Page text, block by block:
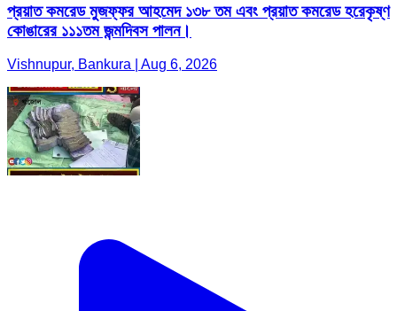
প্রয়াত কমরেড মুজফ্ফর আহমেদ ১৩৮ তম এবং প্রয়াত কমরেড হরেকৃষ্ণ
কোঙারের ১১১তম জন্মদিবস পালন।
Vishnupur, Bankura | Aug 6, 2026